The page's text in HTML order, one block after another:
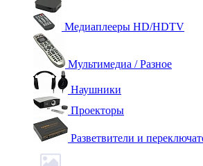
Медиаплееры HD/HDTV
Мультимедиа / Разное
Наушники
Проекторы
Разветвители и